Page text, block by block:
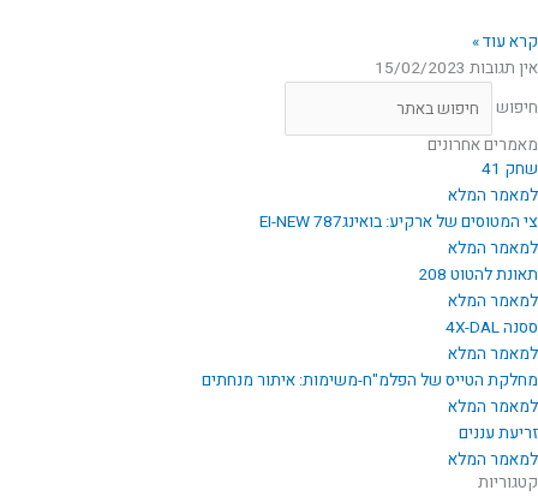
קרא עוד »
אין תגובות 15/02/2023
חיפוש
מאמרים אחרונים
שחק 41
למאמר המלא
צי המטוסים של ארקיע: בואינג787 EI-NEW
למאמר המלא
תאונת להטוט 208
למאמר המלא
ססנה 4X-DAL
למאמר המלא
מחלקת הטייס של הפלמ"ח-משימות: איתור מנחתים
למאמר המלא
זריעת עננים
למאמר המלא
קטגוריות